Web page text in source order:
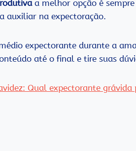
a melhor opção é sempre
auxiliar na expectoração.
expectorante durante a
até o final e tire suas
Qual expectorante grávida